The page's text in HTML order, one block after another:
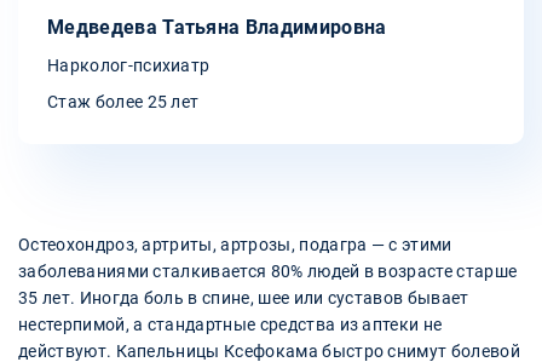
Медведева Татьяна Владимировна
Нарколог-психиатр
Стаж более 25 лет
Остеохондроз, артриты, артрозы, подагра — с этими
заболеваниями сталкивается 80% людей в возрасте старше
35 лет. Иногда боль в спине, шее или суставов бывает
нестерпимой, а стандартные средства из аптеки не
действуют. Капельницы Ксефокама быстро снимут болевой